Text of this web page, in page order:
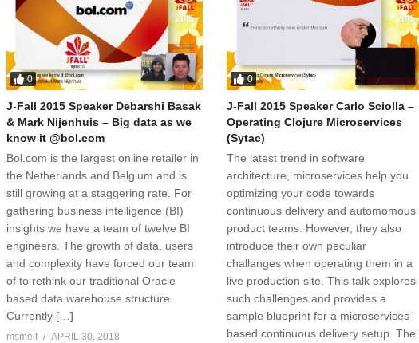
0
J-Fall 2015 Speaker Debarshi Basak
& Mark Nijenhuis – Big data as we
know it @bol.com
Bol.com is the largest online retailer in
the Netherlands and Belgium and is
still growing at a staggering rate. For
gathering business intelligence (BI)
insights we have a team of twelve BI
engineers. The growth of data, users
and complexity have forced our team
of to rethink our traditional Oracle
based data warehouse structure.
Currently […]
msmelt
APRIL 30, 2018
0
J-Fall 2015 Speaker Carlo Sciolla –
Operating Clojure Microservices
(Sytac)
The latest trend in software
architecture, microservices help you
optimizing your code towards
continuous delivery and automomous
product teams. However, they also
introduce their own peculiar
challanges when operating them in a
live production site. This talk explores
such challenges and provides a
sample blueprint for a microservices
based continuous delivery setup. The